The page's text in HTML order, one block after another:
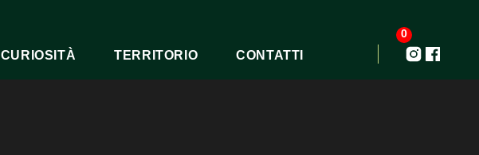
CURIOSITÀ TERRITORIO CONTATTI
0